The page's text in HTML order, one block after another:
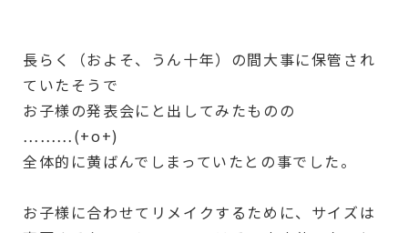
長らく（およそ、うん十年）の間大事に保管され
ていたそうで
お子様の発表会にと出してみたものの
………(+o+)
全体的に黄ばんでしまっていたとの事でした。
お子様に合わせてリメイクするために、サイズは